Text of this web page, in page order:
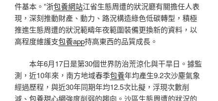
件基本。”浙包養網站江省生態周遭的狀況廳有關擔任人表
現，深刻推動財產、動力、路況構造綠色低碳轉型，積極
推進生態周遭的狀況範疇年夜範圍裝備更換新的資料，以
高程度維護支包養app持高東西的品質成長。
本年6月17日是第30個世界防治荒涼化與干旱日。據監
測，近10年來，南方地域春季包養年均產生9.2次沙塵氣象
經過歷程，與近30年同期年均12.5次比擬，浮現次數削
減、 包養甜心網強度削弱的趨向。沙區生態周遭的狀況的